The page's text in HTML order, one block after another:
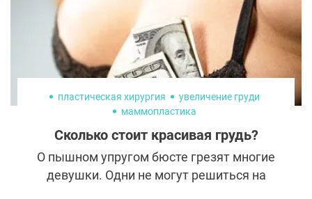
пластическая хирургия
увеличение груди
маммопластика
Сколько стоит красивая грудь?
О пышном упругом бюсте грезят многие
девушки. Одни не могут решиться на